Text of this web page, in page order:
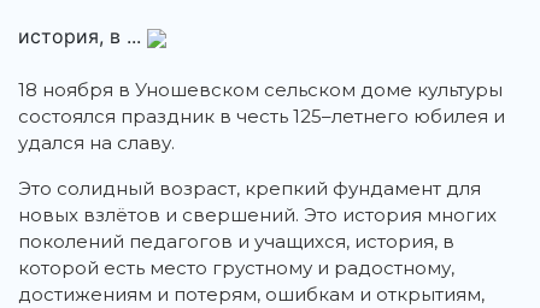
история, в ...
18 ноября в Уношевском сельском доме культуры
состоялся праздник в честь 125–летнего юбилея и
удался на славу.
Это солидный возраст, крепкий фундамент для
новых взлётов и свершений. Это история многих
поколений педагогов и учащихся, история, в
которой есть место грустному и радостному,
достижениям и потерям, ошибкам и открытиям,